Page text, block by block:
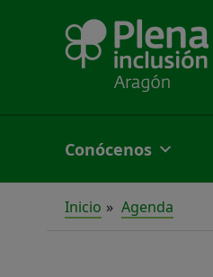
contenido
Conócenos
Inicio Agenda